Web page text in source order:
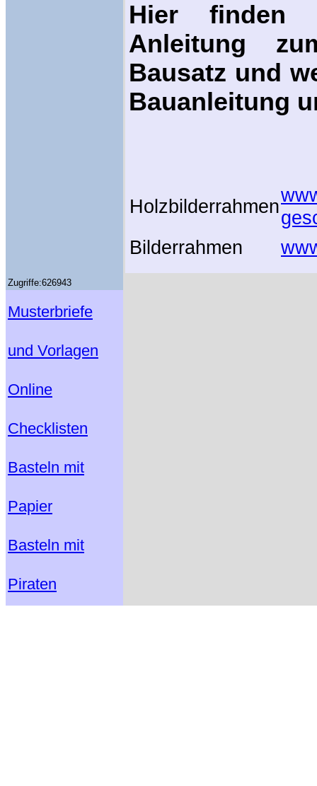
Hier finden
Anleitung
Bausatz und
Bauanleitung
Holzbilderrahmen
Bilderrahmen
Zugriffe:626943
Musterbriefe
und Vorlagen
Online
Checklisten
Basteln mit
Papier
Basteln mit
Piraten